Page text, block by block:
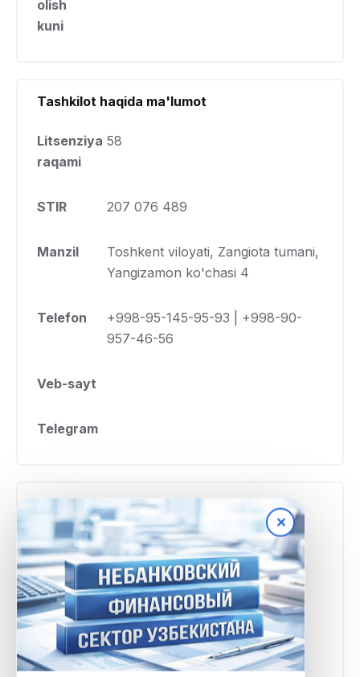
olish
kuni
Tashkilot haqida ma'lumot
Litsenziya
raqami
58
STIR 207 076 489
Manzil
Toshkent viloyati, Zangiota tumani,
Yangizamon ko'chasi 4
Telefon
+998-95-145-95-93 | +998-90-
957-46-56
Veb-sayt
Telegram
Tariflar va shartlar
Minimal
miqdor
100 000 UZS
Maksimal
miqdor
17 000 000 UZS
✕